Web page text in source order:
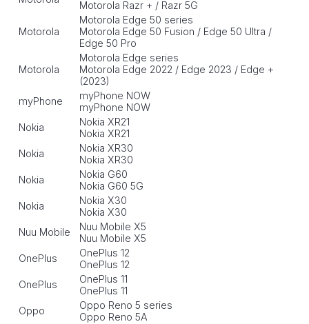
Motorola Razr + / Razr 5G
Motorola
Motorola Edge 50 series
Motorola Edge 50 Fusion / Edge 50 Ultra /
Edge 50 Pro
Motorola
Motorola Edge series
Motorola Edge 2022 / Edge 2023 / Edge +
(2023)
myPhone
myPhone NOW
myPhone NOW
Nokia
Nokia XR21
Nokia XR21
Nokia
Nokia XR30
Nokia XR30
Nokia
Nokia G60
Nokia G60 5G
Nokia
Nokia X30
Nokia X30
Nuu Mobile
Nuu Mobile X5
Nuu Mobile X5
OnePlus
OnePlus 12
OnePlus 12
OnePlus
OnePlus 11
OnePlus 11
Oppo
Oppo Reno 5 series
Oppo Reno 5A